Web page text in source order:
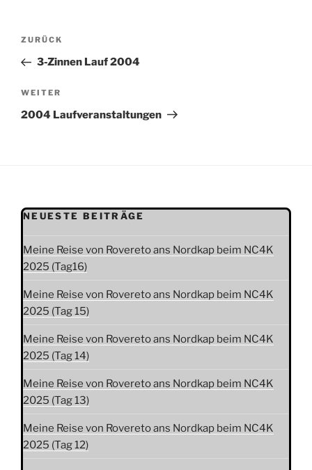
Beitragsnavigation
Vorheriger
Beitrag
ZURÜCK
3-Zinnen Lauf 2004
Nächster
Beitrag
WEITER
2004 Laufveranstaltungen
NEUESTE BEITRÄGE
Meine Reise von Rovereto ans Nordkap beim NC4K
2025 (Tag16)
Meine Reise von Rovereto ans Nordkap beim NC4K
2025 (Tag 15)
Meine Reise von Rovereto ans Nordkap beim NC4K
2025 (Tag 14)
Meine Reise von Rovereto ans Nordkap beim NC4K
2025 (Tag 13)
Meine Reise von Rovereto ans Nordkap beim NC4K
2025 (Tag 12)